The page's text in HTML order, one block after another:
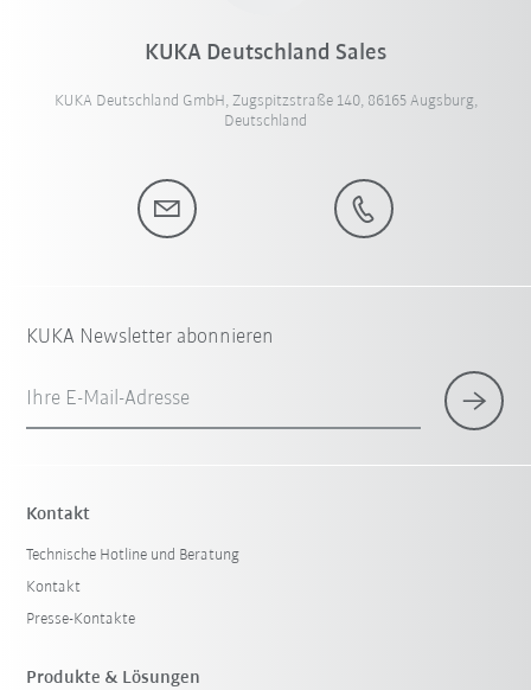
KUKA Deutschland Sales
KUKA Deutschland GmbH, Zugspitzstraße 140, 86165 Augsburg,
Deutschland
KUKA Newsletter abonnieren
Ihre E-Mail-Adresse
Kontakt
Technische Hotline und Beratung
Kontakt
Presse-Kontakte
Produkte & Lösungen